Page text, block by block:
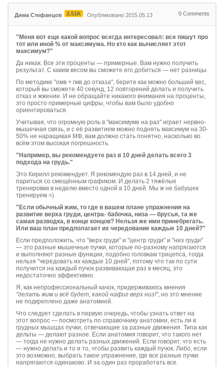
Дима Стефанцов 2.51K Опубликовано 2015.05.13 0 Comments
"Меня вот еще какой вопрос всегда интересовал: все пишут про
тот или иной % от максимума. Но кто как вычисляет этот
максимум?"
Да никак. Все эти проценты — примерные. Вам нужно получить
результат. С каким весом вы сможете его добиться — нет разницы.
По методике "омв + гмв до отказа", берите как можно больший вес,
который вы сможете 40 секунд, 12 повторений делать и получить
отказ и жжение. И не обращайте никакого внимания на проценты,
это просто примерные цифры, чтобы вам было удобно
ориентироваться.
Учитывая, что огромную роль в "максимуме на раз" играет нервно-
мышечная связь, и с её развитием можно поднять максимум на 30-
50% не наращивая МФ, вам должно стать понятно, насколько во
всём этом высокая погрешность.
"Например, вы рекомендуете раз в 10 дней делать всего 3
подхода на грудь."
Это Кирилл рекомендует. Я рекомендую раз в 14 дней, и не
париться со смещённым графиком. И делать 2 тяжёлые
тренировки в неделю вместо одной в 10 дней. Мы ж не бабушек
тренируем =)
"Если обычный жим, то где в вашем плане упражнения на
развитие верха груди, центра- бабочка, низа — брусья, та же
самая разводка, в конце концов? Нельзя же ими принебрегать.
Или ваш план предполагает их чередование каждые 10 дней?"
Если предположить, что "верх груди" и "центр груди" и "низ груди"
— это разные мышечные пучки, которые по-разному напрягаются
и выполняют разные функции, подобно головкам трицепса, тогда
нельзя "чередовать их каждые 10 дней", потому что так по сути
получится на каждый пучок развивающая раз в месяц, это
недостаточно эффективно.
Я, как непрофессиональный качок, придерживаюсь мнения
"делать жим и всё будет, какой нафиг верх низ!", но это мнение
не подкреплено даже анатомией.
Что следует сделать в первую очередь, чтобы узнать ответ на
этот вопрос — посмотреть по справочнику анатомии, есть ли в
грудных мышцах пучки, отвечающие за разные движения. Типа как
дельты — делают разное. Если анатомия говорит, что такого нет
— тогда не нужно делать разных движений. Если говорит, что есть
— нужно делать и то и то, чтобы развить каждый пучок. Либо, если
это возможно, выбрать такое упражнение, где все разные пучки
напрягаются одинаково. И за один раз проработать все.